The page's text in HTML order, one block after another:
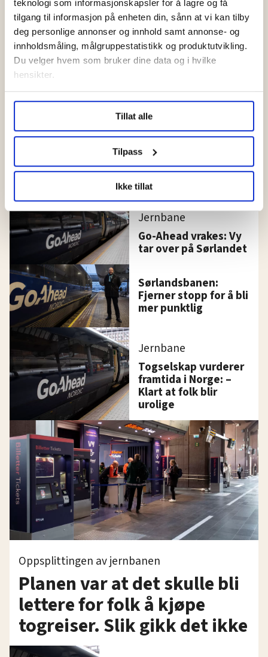
teknologi som informasjonskapsler for å lagre og få
tilgang til informasjon på enheten din, sånn at vi kan tilby
deg personlige annonser og innhold samt annonse- og
innholdsmåling, målgruppestatistikk og produktutvikling.
Du velger hvem som bruker dine data og i hvilke
hensikter.
Undermer infokan du lese om hvordan dine personlige
data behandles og hvordan du kan velge hvordan de skal
brukes. Du kan hele tiden endre eller trekke tilbake ditt
samtykke fra erklæringen om informasjonskapsler.
LO Medias publikasjoner frifagbevegelse.no, hk-nytt.no
og fontene.no bruker informasjonskapsler (cookies) for å
lære hvordan våre nettsider blir brukt slik at vi tilby
relevant innhold, tilpassede annonser og utarbeide
statistikk.
Vi deler bare informasjon om hvordan du bruker
nettstedet med LO Medias egne samarbeidspartnere
innenfor analyse og annonsering. Disse er angitt i
oversikten lengre ned på denne siden.
Tillat alle
Tilpass
Ikke tillat
Høyre til å se rødt
Jernbane
granskes av Esa
Jernbane
Sørlandsbanen bytter
til lokaltog de neste
ukene
Jernbane
Go-Ahead vrakes: Vy
tar over på Sørlandet
Sørlandsbanen:
Fjerner stopp for å bli
mer punktlig
Jernbane
Togselskap vurderer
framtida i Norge: –
Klart at folk blir
urolige
Oppsplittingen av jernbanen
Planen var at det skulle bli
lettere for folk å kjøpe
togreiser. Slik gikk det ikke